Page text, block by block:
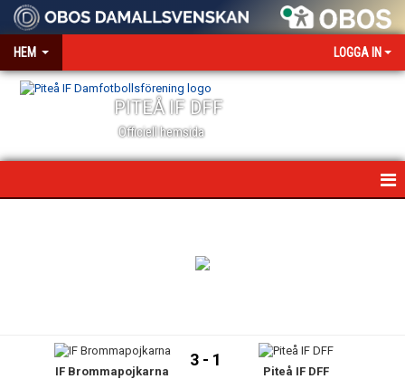
HEM LOGGA IN
PITEÅ IF DFF
Officiell hemsida
KONTAKTIF Brommapojkarna
3 - 1
Piteå IF DFF